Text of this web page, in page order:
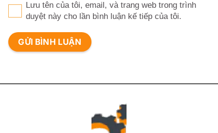
Lưu tên của tôi, email, và trang web trong trình
duyệt này cho lần bình luận kế tiếp của tôi.
GỬI BÌNH LUẬN